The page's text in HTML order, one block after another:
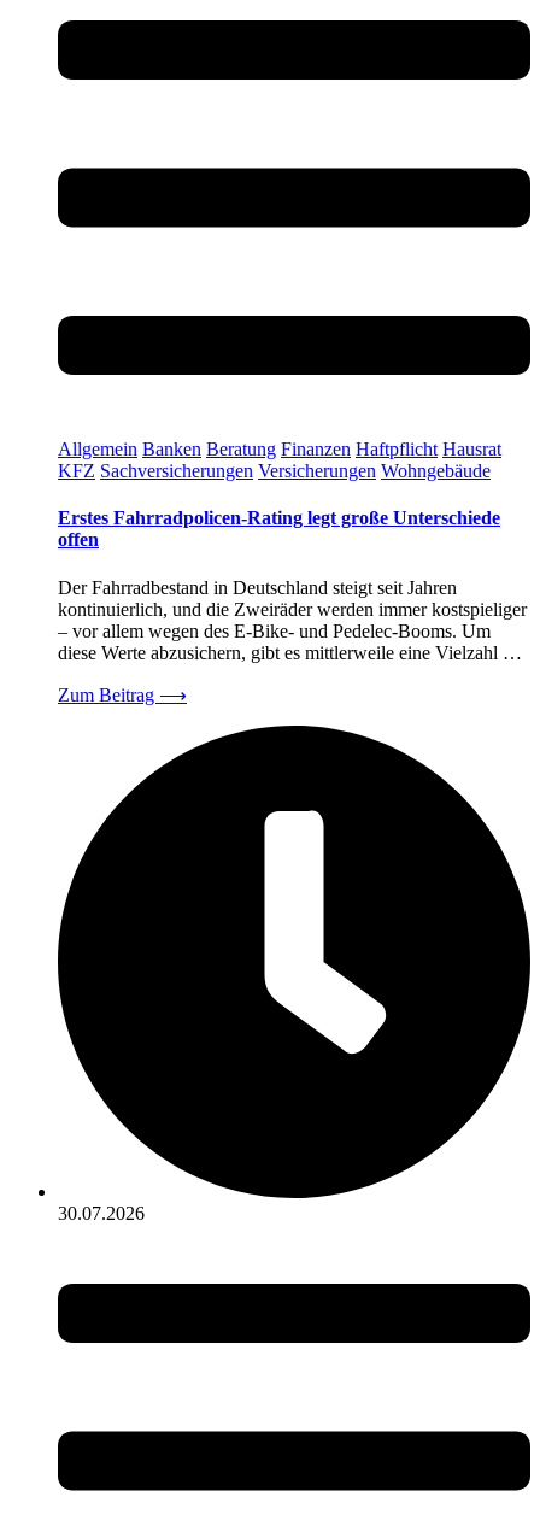
Allgemein Banken Beratung Finanzen Haftpflicht Hausrat
KFZ Sachversicherungen Versicherungen Wohngebäude
Erstes Fahrradpolicen-Rating legt große Unterschiede
offen
Der Fahrradbestand in Deutschland steigt seit Jahren
kontinuierlich, und die Zweiräder werden immer kostspieliger
– vor allem wegen des E-Bike- und Pedelec-Booms. Um
diese Werte abzusichern, gibt es mittlerweile eine Vielzahl …
Zum Beitrag ⟶
30.07.2026